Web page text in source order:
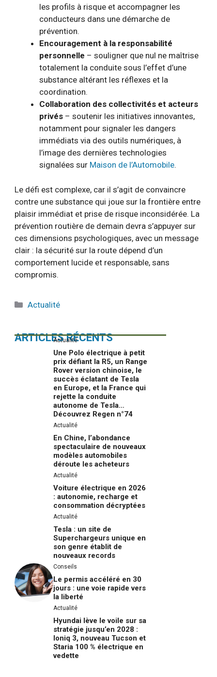
les profils à risque et accompagner les
conducteurs dans une démarche de
prévention.
Encouragement à la responsabilité
personnelle – souligner que nul ne maîtrise
totalement la conduite sous l’effet d’une
substance altérant les réflexes et la
coordination.
Collaboration des collectivités et acteurs
privés – soutenir les initiatives innovantes,
notamment pour signaler les dangers
immédiats via des outils numériques, à
l’image des dernières technologies
signalées sur Maison de l’Automobile.
Le défi est complexe, car il s’agit de convaincre
contre une substance qui joue sur la frontière entre
plaisir immédiat et prise de risque inconsidérée. La
prévention routière de demain devra s’appuyer sur
ces dimensions psychologiques, avec un message
clair : la sécurité sur la route dépend d’un
comportement lucide et responsable, sans
compromis.
Catégories
Actualité
ARTICLES RÉCENTS
Actualité
Une Polo électrique à petit
prix défiant la R5, un Range
Rover version chinoise, le
succès éclatant de Tesla
en Europe, et la France qui
rejette la conduite
autonome de Tesla…
Découvrez Regen n°74
Actualité
En Chine, l’abondance
spectaculaire de nouveaux
modèles automobiles
déroute les acheteurs
Actualité
Voiture électrique en 2026
: autonomie, recharge et
consommation décryptées
Actualité
Tesla : un site de
Superchargeurs unique en
son genre établit de
nouveaux records
Conseils
Le permis accéléré en 30
jours : une voie rapide vers
la liberté
Actualité
Hyundai lève le voile sur sa
stratégie jusqu’en 2028 :
Ioniq 3, nouveau Tucson et
Staria 100 % électrique en
vedette